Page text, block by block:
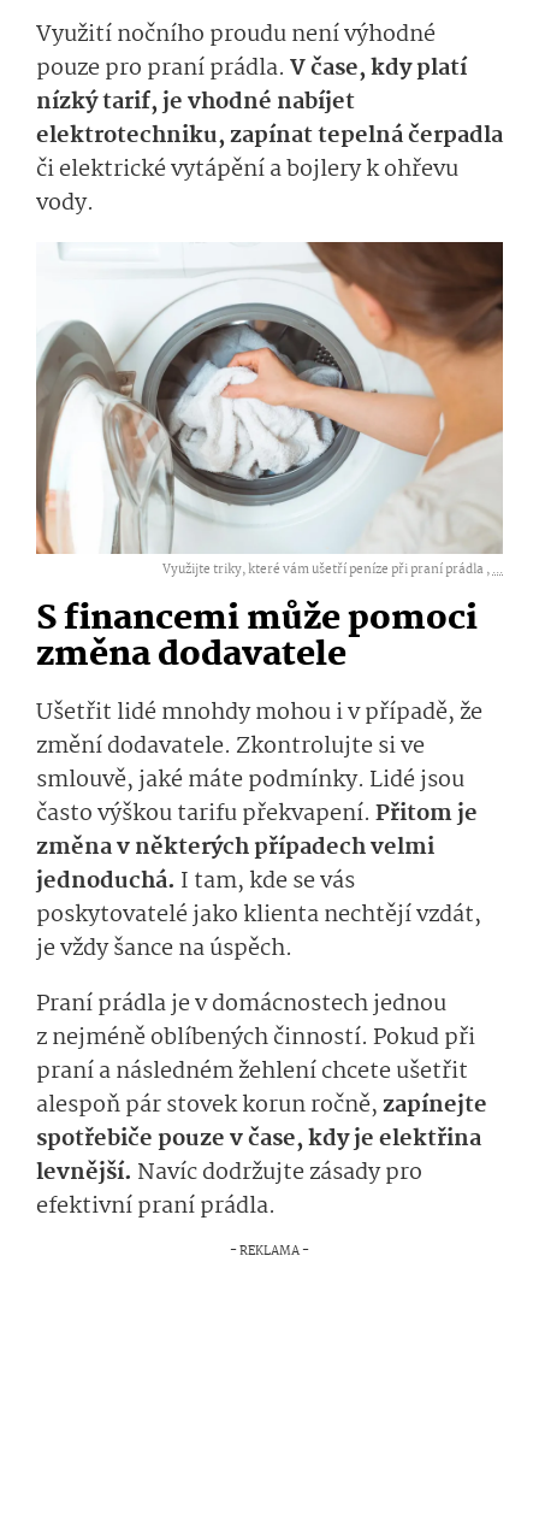
Využití nočního proudu není výhodné
pouze pro praní prádla. V čase, kdy platí
nízký tarif, je vhodné nabíjet
elektrotechniku, zapínat tepelná čerpadla
či elektrické vytápění a bojlery k ohřevu
vody.
Využijte triky, které vám ušetří peníze při praní prádla ,...
S financemi může pomoci
změna dodavatele
Ušetřit lidé mnohdy mohou i v případě, že
změní dodavatele. Zkontrolujte si ve
smlouvě, jaké máte podmínky. Lidé jsou
často výškou tarifu překvapení. Přitom je
změna v některých případech velmi
jednoduchá. I tam, kde se vás
poskytovatelé jako klienta nechtějí vzdát,
je vždy šance na úspěch.
Praní prádla je v domácnostech jednou
z nejméně oblíbených činností. Pokud při
praní a následném žehlení chcete ušetřit
alespoň pár stovek korun ročně,zapínejte
spotřebiče pouze v čase, kdy je elektřina
levnější. Navíc dodržujte zásady pro
efektivní praní prádla.